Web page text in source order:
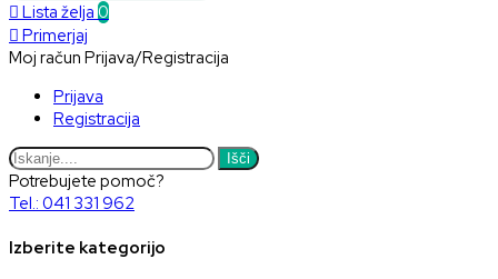
 Lista želja 0
 Primerjaj
Moj račun Prijava/Registracija
Prijava
Registracija
Išči
Potrebujete pomoč?
Tel.: 041 331 962
Izberite kategorijo